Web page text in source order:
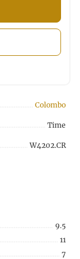
Colombo
Time
W4202.CR
9.5
11
7